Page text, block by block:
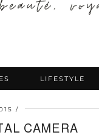
LIFESTYLE
CAMERA